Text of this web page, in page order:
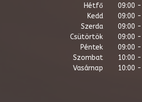
Hétfő
09:00 -
Kedd
09:00 -
Szerda
09:00 -
Csütörtök
09:00 -
Péntek
09:00 -
Szombat
10:00
Vasárnap
10:00